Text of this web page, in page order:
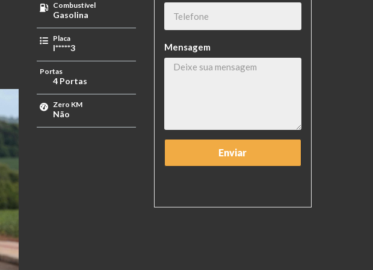
Combustível
Gasolina
Placa
I*****3
Portas
4 Portas
Zero KM
Não
Mensagem